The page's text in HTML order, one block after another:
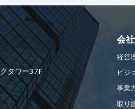
タワー37F
会
経営
ビジ
事業
取り